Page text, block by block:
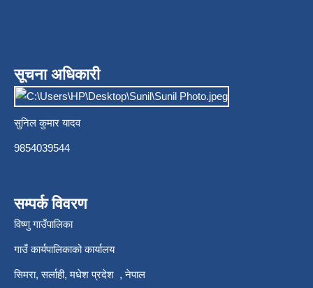
सूचना अधिकारी
सुनिल कुमार यादव
9854039544
सम्पर्क विवरण
विष्णु गाउँपालिका
गाउँ कार्यपालिकाको कार्यालय
सिमरा, सर्लाही, मधेश प्रदेश , नेपाल